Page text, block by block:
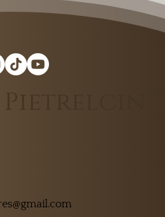
Pietrelcin